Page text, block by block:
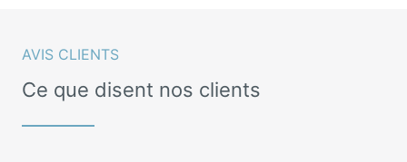
AVIS CLIENTS
Ce que disent nos clients